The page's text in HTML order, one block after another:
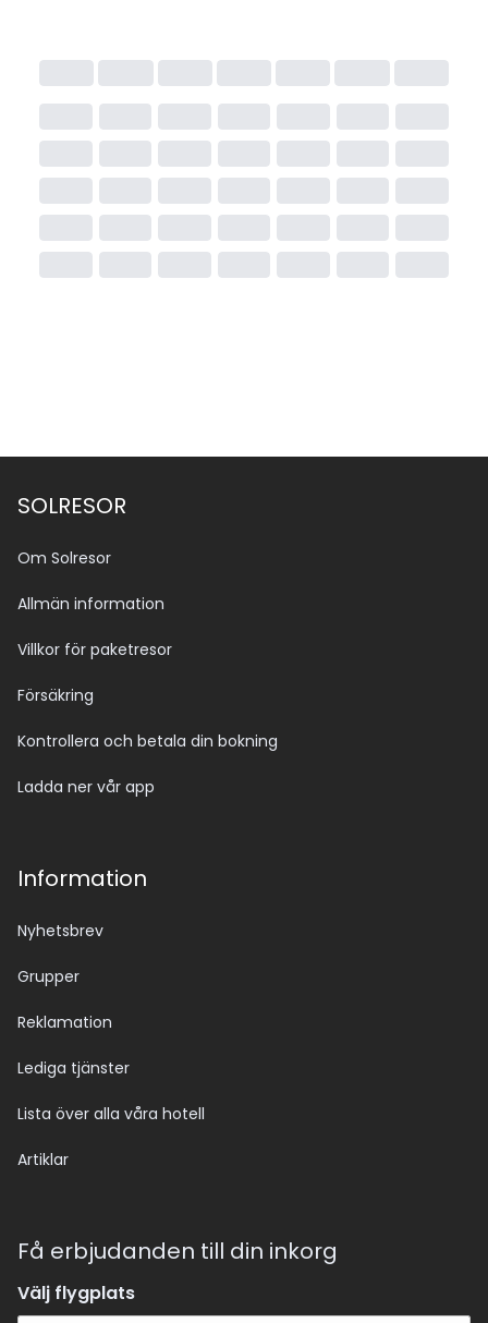
SOLRESOR
Om Solresor
Allmän information
Villkor för paketresor
Försäkring
Kontrollera och betala din bokning
Ladda ner vår app
Information
Nyhetsbrev
Grupper
Reklamation
Lediga tjänster
Lista över alla våra hotell
Artiklar
Få erbjudanden till din inkorg
Välj flygplats